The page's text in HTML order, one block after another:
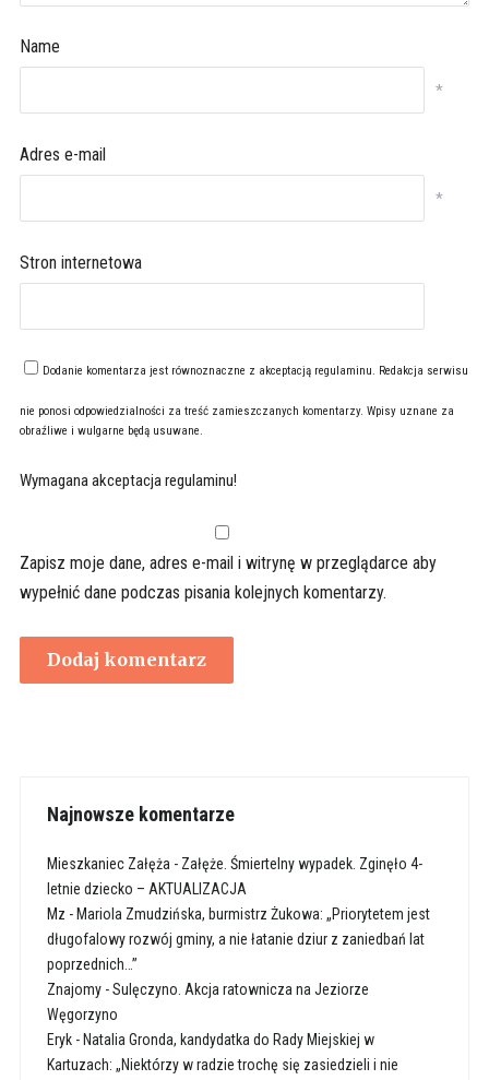
Name
*
Adres e-mail
*
Stron internetowa
Dodanie komentarza jest równoznaczne z akceptacją regulaminu. Redakcja serwisu
nie ponosi odpowiedzialności za treść zamieszczanych komentarzy. Wpisy uznane za
obraźliwe i wulgarne będą usuwane.
Wymagana akceptacja regulaminu!
Zapisz moje dane, adres e-mail i witrynę w przeglądarce aby
wypełnić dane podczas pisania kolejnych komentarzy.
Najnowsze komentarze
Mieszkaniec Załęża - Załęże. Śmiertelny wypadek. Zginęło 4-
letnie dziecko – AKTUALIZACJA
Mz - Mariola Zmudzińska, burmistrz Żukowa: „Priorytetem jest
długofalowy rozwój gminy, a nie łatanie dziur z zaniedbań lat
poprzednich…”
Znajomy-Sulęczyno. Akcja ratownicza na Jeziorze
Węgorzyno
Eryk- Natalia Gronda, kandydatka do Rady Miejskiej w
Kartuzach: „Niektórzy w radzie trochę się zasiedzieli i nie